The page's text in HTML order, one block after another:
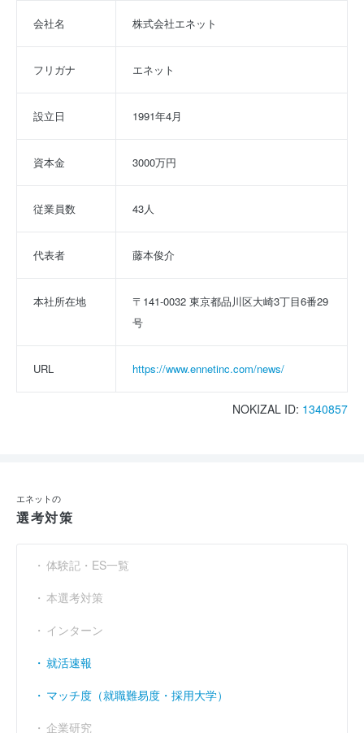
会社名 株式会社エネット
フリガナ エネット
設立日 1991年4月
資本金 3000万円
従業員数 43人
代表者 藤本俊介
本社所在地
〒141-0032 東京都品川区大崎3丁目6番29
号
URL https://www.ennetinc.com/news/
NOKIZAL ID: 1340857
エネットの
選考対策
体験記・ES一覧
本選考対策
インターン
就活速報
マッチ度（就職難易度・採用大学）
企業研究